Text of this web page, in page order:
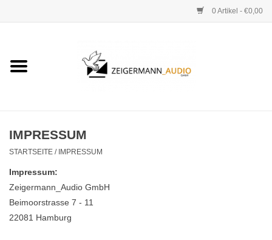
0 Artikel - €0,00
Startseite
WERKSTATT
IMPRESSUM
STARTSEITE/IMPRESSUM
Impressum:
Zeigermann_Audio GmbH
Beimoorstrasse 7 - 11
22081 Hamburg